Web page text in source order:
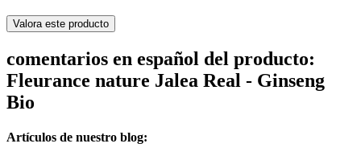
Valora este producto
comentarios en español del producto:
Fleurance nature Jalea Real - Ginseng
Bio
Artículos de nuestro blog: